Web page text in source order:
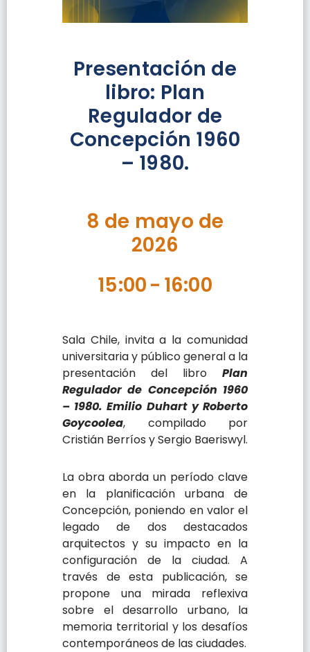
Presentación de
libro: Plan
Regulador de
Concepción 1960
– 1980.
8 de mayo de
2026
15:00- 16:00
Sala Chile, invita a la comunidad
universitaria y público general a la
presentación del libro Plan
Regulador de Concepción 1960
– 1980. Emilio Duhart y Roberto
Goycoolea, compilado por
Cristián Berríos y Sergio Baeriswyl.
​La obra aborda un período clave
en la planificación urbana de
Concepción, poniendo en valor el
legado de dos destacados
arquitectos y su impacto en la
configuración de la ciudad. A
través de esta publicación, se
propone una mirada reflexiva
sobre el desarrollo urbano, la
memoria territorial y los desafíos
contemporáneos de las ciudades.